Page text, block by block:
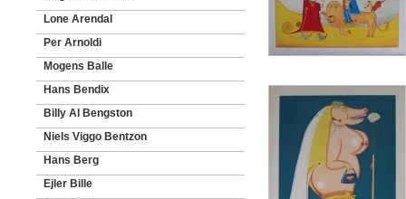
Lone Arendal
Per Arnoldi
Mogens Balle
Hans Bendix
Billy Al Bengston
Niels Viggo Bentzon
Hans Berg
Ejler Bille